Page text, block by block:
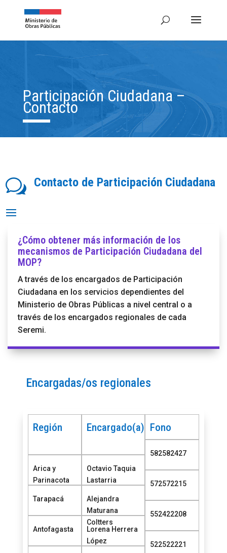
Participación Ciudadana –
Contacto
w Contacto de Participación Ciudadana
¿Cómo obtener más información de los
mecanismos de Participación Ciudadana del
MOP?
A través de los encargados de Participación
Ciudadana en los servicios dependientes del
Ministerio de Obras Públicas a nivel central o a
través de los encargados regionales de cada
Seremi.
Encargadas/os regionales
Región
Arica y
Parinacota
Tarapacá
Antofagasta
Encargado(a)
Octavio Taquia
Lastarria
Alejandra
Maturana
Coltters
Lorena Herrera
López
Fono
582582427
572572215
552422208
522522221